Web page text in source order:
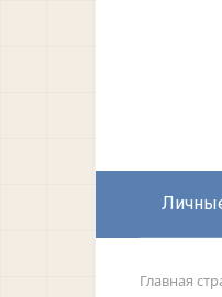
Главная